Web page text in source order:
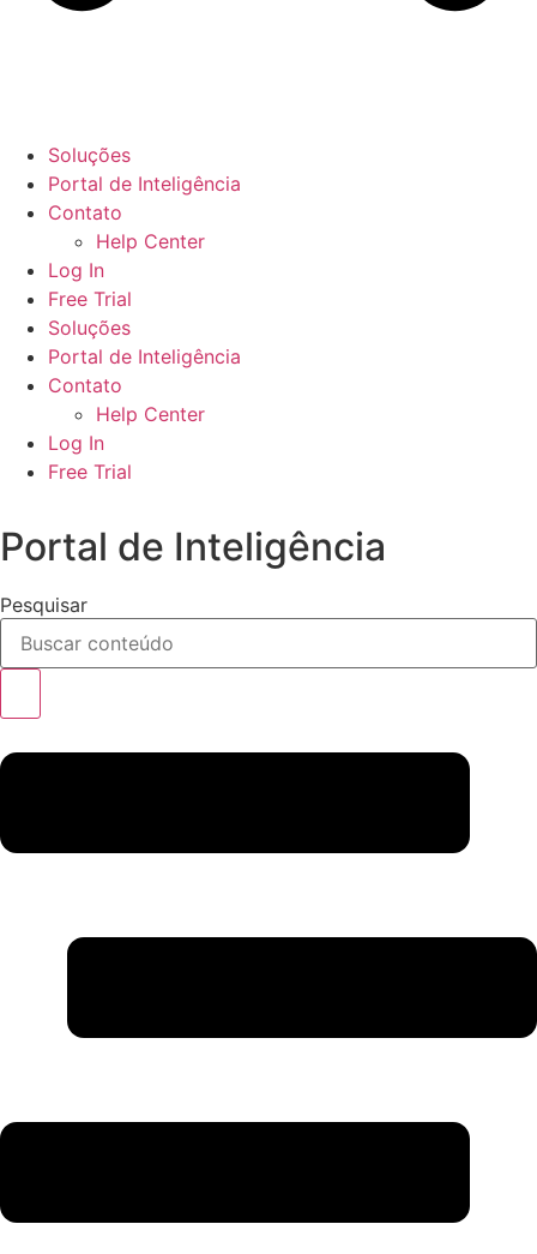
Soluções
Portal de Inteligência
Contato
Help Center
Log In
Free Trial
Soluções
Portal de Inteligência
Contato
Help Center
Log In
Free Trial
Portal de Inteligência
Pesquisar